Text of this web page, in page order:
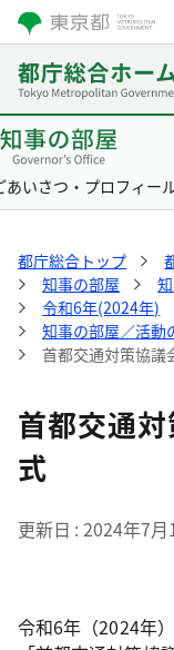
あいさつ・プロフィー
都庁総合トップ
知事の部屋
令和6年(2024年)
知事の部屋／活動
首都交通対策協議
首都交通
式
更新日 2024年7月
令和6年（2024年